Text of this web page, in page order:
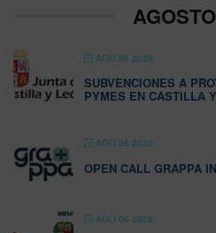
AGO 06 2026
SUBVENCIONES A
PYMES EN CASTILLA
AGO 06 2026
OPEN CALL GRAPPA
AGO 06 2026